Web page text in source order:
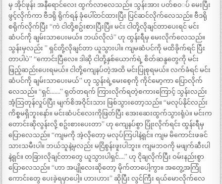
မှ အိုင်ဖုန်း အနီရောင်လေး ထွက်လာလေသည်။ သွန်းအား ပတ်စ၀◌ပ် မေးပြီး
ဖွင့်လိုက်ကာ ဗီဒရို ရိုက်ရန် ခုံပေါ်တင်ထားပြီး ပြင်ဆင်လိုက်လေသည်။ ဗီဒရို
စရိုက်လိုက်ပြီး “ကဲ ငါတို့စဥ်းစားပြီးပြီ။ မင်း ငါတို့လိုချင်တာပေးရင် မင်း
ဆံပင်ကို ချမ်းသာပေးမယ်။ ဘယ်လိုလဲ” ဟု ထွန်းရီမှ မေးလိုက်လေသည်။
သွန်းမှလည်း ” ရှင်တို့လိုချင်တာ ယူသွားပါ။ ကျမဆံပင်ကို မထိခိုက်ရင် ပြီး
တာပါပဲ” “ကောင်းပြီလေ။ ဒါဆို ငါတို့နှစ်ယောက်ရဲ့ စိတ်ဆန္ဒတွေကို မင်း
ဖြည့်ဆည်းပေးရမယ်။ ငါတို့ကျေနပ်တဲ့အထိ မင်းပြုစုရမယ်။ လက်ခံရင် မင်း
ဆံပင်ကို ချမ်းသာပေးမယ်” ဟု သွန်းရဲ့မေးစေ့ကို ကိုင်မော့ကာ ပြောလိုက်
လေသည်။ “ရှင်…….” ရုတ်တရက် ကြားလိုက်ရတဲ့စကားကြောင့် သွန်းလည်း
အံ့သြတုန်လှုပ်ပြီး မျက်စိအဝိုင်းသား ဖြစ်သွားတော့သည်။ “မလုပ်နိုင်လည်း
ကိစ္စမရှိဘူးနော်။ မင်းဆံပင်လေးကိုဖြတ်ပြီး အေးဆေးထွက်သွားရုံပဲ။ မင်းက
တောင်းဆိုလွန်းလို့ စဥ်းစားပေးတာ” ဟု ကျေနပ်စွာ ပြုံးလိုက်ရင်း ထွန်းရီမှ
ပြောလေသည်။ “ကျမကို အဲ့လိုတော့ မလုပ်ကြပါနဲ့ရှင်။ ကျမ မိကောင်းဖခင်
သားသမီးပါ။ ဘယ်သူနဲ့မှလည်း မငြိစွန်းဖူးပါဘူး။ ကျမဘဝကို မဖျက်ဆီးပါ
နဲ့ရှင်။ တခြားလိုချင်တာတွေ ယူသွားပါရှင်….” ဟု ငိုချလိုက်ပြီး ဝမ်းနည်းစွာ
ပြောလေသည်။ “ဟာ အပျိုလေးဆိုတော့ မိုက်တာပေါ့ကွာ။ အတွေ့အကြုံ
ကောင်းတွေ ပေးခဲ့ရမှာပေါ့။ ဟားဟား” ဆိုပြီး လွင်ကြီး ရယ်မောလိုက်လေ